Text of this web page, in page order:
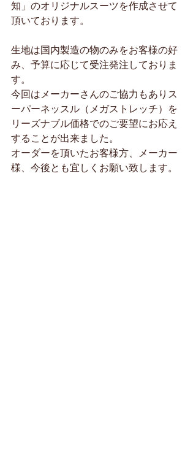
知」のオリジナルスーツを作成させて
頂いております。
生地は国内製造の物のみをお客様の好
み、予算に応じて受注発注しておりま
す。
今回はメーカーさんのご協力もありス
ーパーネッスル（メガストレッチ）を
リーズナブル価格でのご要望にお応え
することが出来ました。
オーダーを頂いたお客様方、メーカー
様、今後とも宜しくお願い致します。